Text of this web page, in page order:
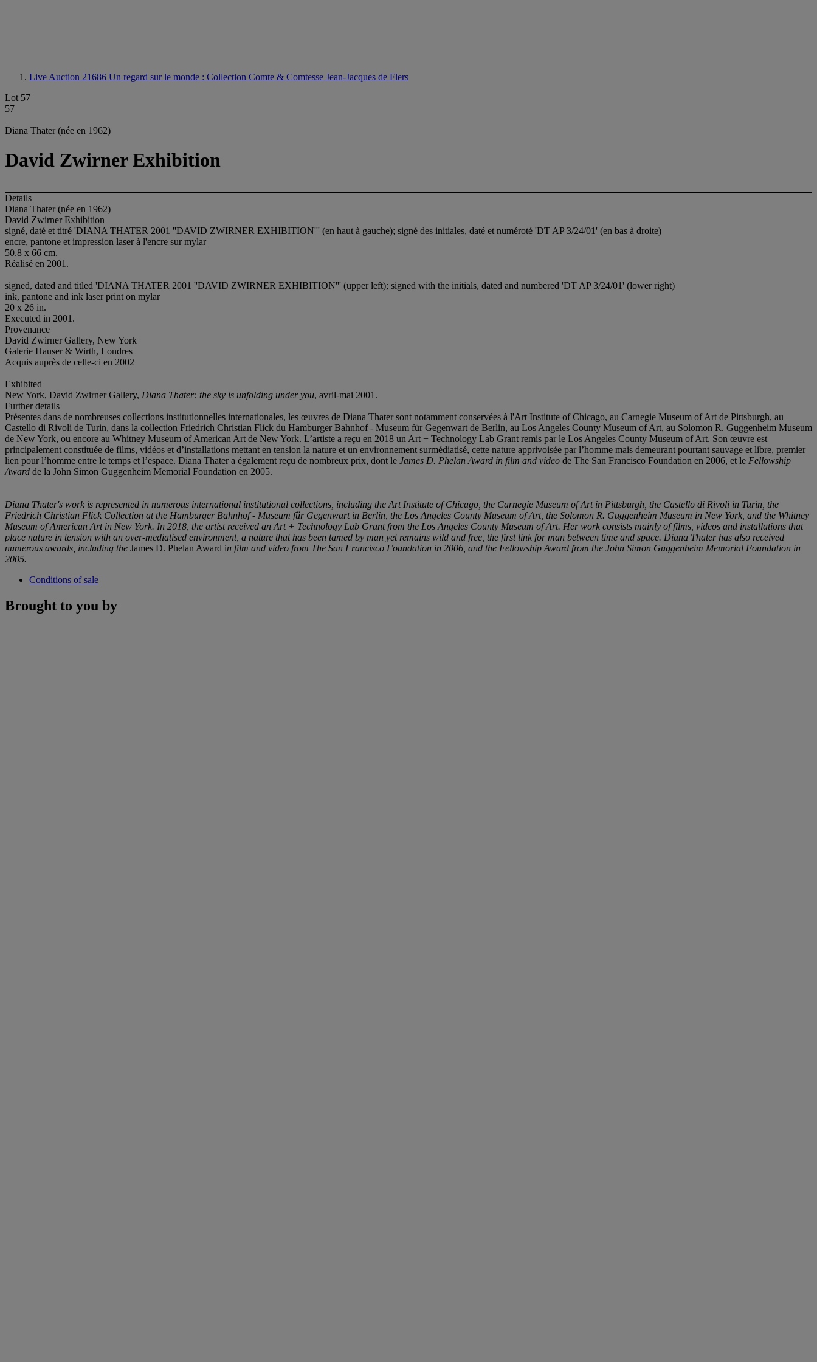
Live Auction 21686 Un regard sur le monde : Collection Comte & Comtesse Jean-Jacques de Flers
Lot 57
57
Diana Thater (née en 1962)
David Zwirner Exhibition
Details
Diana Thater (née en 1962)
David Zwirner Exhibition
signé, daté et titré 'DIANA THATER 2001 ''DAVID ZWIRNER EXHIBITION''' (en haut à gauche); signé des initiales, daté et numéroté 'DT AP 3/24/01' (en bas à droite)
encre, pantone et impression laser à l'encre sur mylar
50.8 x 66 cm.
Réalisé en 2001.
signed, dated and titled 'DIANA THATER 2001 ''DAVID ZWIRNER EXHIBITION''' (upper left); signed with the initials, dated and numbered 'DT AP 3/24/01' (lower right)
ink, pantone and ink laser print on mylar
20 x 26 in.
Executed in 2001.
Provenance
‌David Zwirner Gallery, New York
Galerie Hauser & Wirth, Londres
Acquis auprès de celle-ci en 2002
Exhibited
New York, David Zwirner Gallery, Diana Thater: the sky is unfolding under you, avril-mai 2001.
Further details
Présentes dans de nombreuses collections institutionnelles internationales, les œuvres de Diana Thater sont notamment conservées à l'Art Institute of Chicago, au Carnegie Museum of Art de Pittsburgh, au
Castello di Rivoli de Turin, dans la collection Friedrich Christian Flick du Hamburger Bahnhof - Museum für Gegenwart de Berlin, au Los Angeles County Museum of Art, au Solomon R. Guggenheim Museum
de New York, ou encore au Whitney Museum of American Art de New York. L’artiste a reçu en 2018 un Art + Technology Lab Grant remis par le Los Angeles County Museum of Art. Son œuvre est
principalement constituée de films, vidéos et d’installations mettant en tension la nature et un environnement surmédiatisé, cette nature apprivoisée par l’homme mais demeurant pourtant sauvage et libre, premier
lien pour l’homme entre le temps et l’espace. Diana Thater a également reçu de nombreux prix, dont le James D. Phelan Award in film and video de The San Francisco Foundation en 2006, et le Fellowship
Award de la John Simon Guggenheim Memorial Foundation en 2005.
Diana Thater's work is represented in numerous international institutional collections, including the Art Institute of Chicago, the Carnegie Museum of Art in Pittsburgh, the Castello di Rivoli in Turin, the
Friedrich Christian Flick Collection at the Hamburger Bahnhof - Museum für Gegenwart in Berlin, the Los Angeles County Museum of Art, the Solomon R. Guggenheim Museum in New York, and the Whitney
Museum of American Art in New York. In 2018, the artist received an Art + Technology Lab Grant from the Los Angeles County Museum of Art. Her work consists mainly of films, videos and installations that
place nature in tension with an over-mediatised environment, a nature that has been tamed by man yet remains wild and free, the first link for man between time and space. Diana Thater has also received
numerous awards, including the James D. Phelan Award in film and video from The San Francisco Foundation in 2006, and the Fellowship Award from the John Simon Guggenheim Memorial Foundation in
2005.
Conditions of sale
Brought to you by